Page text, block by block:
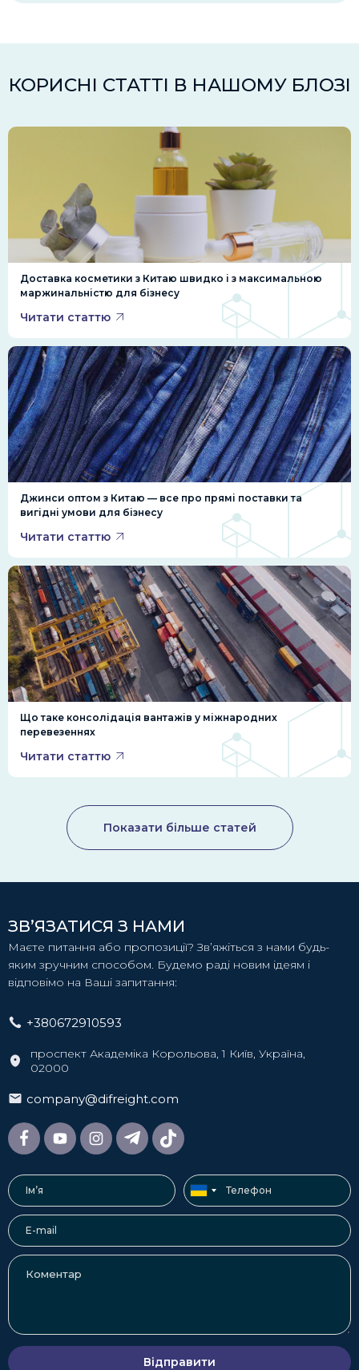
КОРИСНІ СТАТТІ В НАШОМУ БЛОЗІ
Доставка косметики з Китаю швидко і з максимальною
маржинальністю для бізнесу
Читати статтю
Джинси оптом з Китаю — все про прямі поставки та
вигідні умови для бізнесу
Читати статтю
Що таке консолідація вантажів у міжнародних
перевезеннях
Читати статтю
Показати більше статей
ЗВ’ЯЗАТИСЯ З НАМИ
Маєте питання або пропозиції? Зв’яжіться з нами будь-
яким зручним способом. Будемо раді новим ідеям і
відповімо на Ваші запитання:
+380672910593
проспект Академіка Корольова, 1 Київ, Україна,
02000
company@difreight.com
Відправити